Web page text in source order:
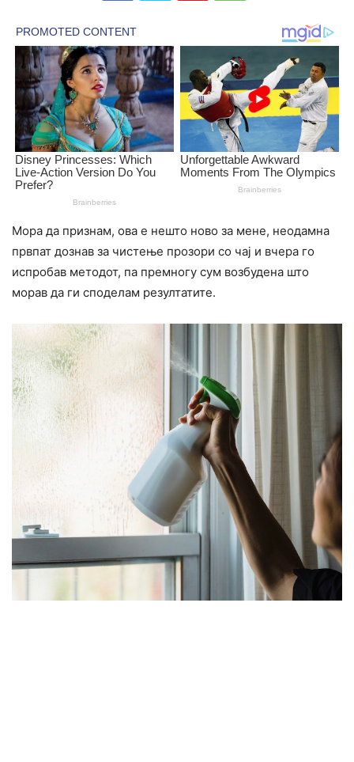
Мора да признам, ова е нешто ново за мене, неодамна
првпат дознав за чистење прозори со чај и вчера го
испробав методот, па премногу сум возбудена што
морав да ги споделам резултатите.